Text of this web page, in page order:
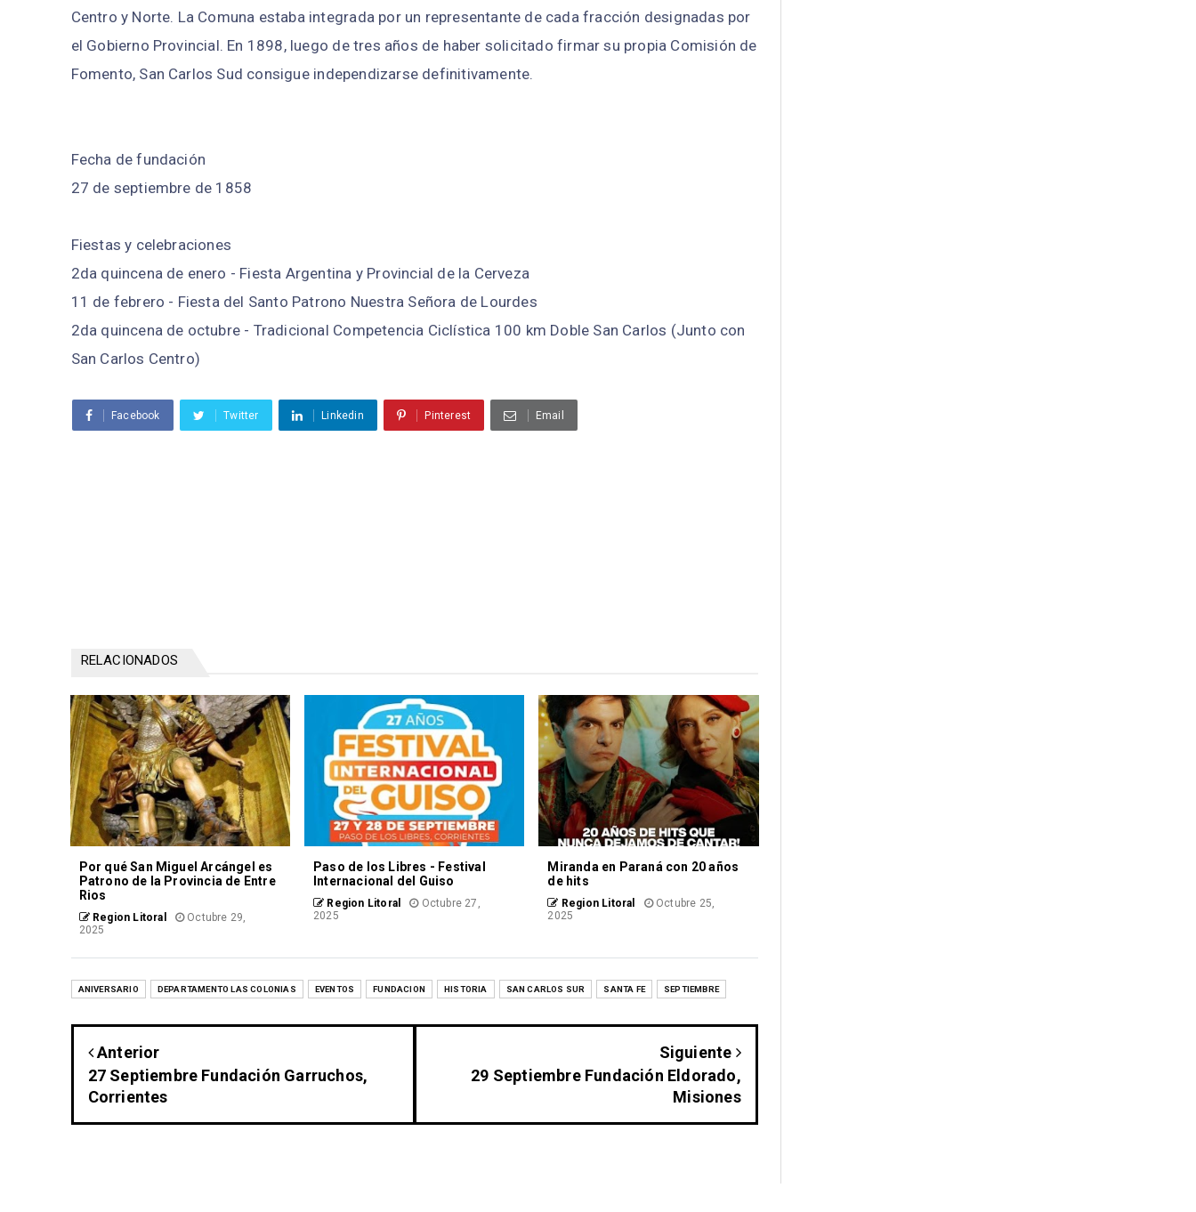
Centro y Norte. La Comuna estaba integrada por un representante de cada fracción designadas por
el Gobierno Provincial. En 1898, luego de tres años de haber solicitado firmar su propia Comisión de
Fomento, San Carlos Sud consigue independizarse definitivamente.
Fecha de fundación
27 de septiembre de 1858
Fiestas y celebraciones
2da quincena de enero - Fiesta Argentina y Provincial de la Cerveza
11 de febrero - Fiesta del Santo Patrono Nuestra Señora de Lourdes
2da quincena de octubre - Tradicional Competencia Ciclística 100 km Doble San Carlos (Junto con
San Carlos Centro)
Facebook Twitter Linkedin Pinterest Email
RELACIONADOS
Por qué San Miguel Arcángel es
Patrono de la Provincia de Entre
Rios
Region Litoral
Octubre 29,
2025
Paso de los Libres - Festival
Internacional del Guiso
Region Litoral
Octubre 27,
2025
Miranda en Paraná con 20 años
de hits
Region Litoral
Octubre 25,
2025
ANIVERSARIO DEPARTAMENTO LAS COLONIAS EVENTOS FUNDACION HISTORIA SAN CARLOS SUR SANTA FE SEPTIEMBRE
Anterior
27 Septiembre Fundación Garruchos,
Corrientes
Siguiente
29 Septiembre Fundación Eldorado,
Misiones